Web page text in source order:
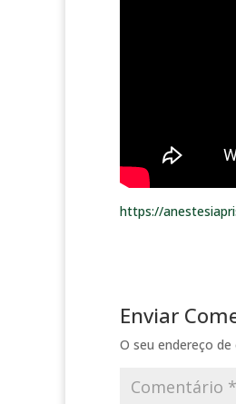
https://
Enviar
O seu endereço